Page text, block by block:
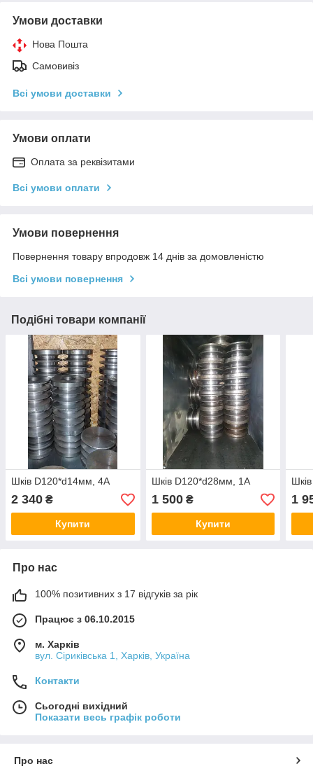
Умови доставки
Нова Пошта
Самовивіз
Всі умови доставки
Умови оплати
Оплата за реквізитами
Всі умови оплати
Умови повернення
Повернення товару впродовж 14 днів за домовленістю
Всі умови повернення
Подібні товари компанії
Шків D120*d14мм, 4А
2 340 ₴
Купити
Шків D120*d28мм, 1А
1 500₴
Купити
1
Про нас
100% позитивних з 17 відгуків за рік
Працює з 06.10.2015
м. Харків
вул. Сіриківська 1, Харків, Україна
Контакти
Сьогодні вихідний
Показати весь графік роботи
Про нас